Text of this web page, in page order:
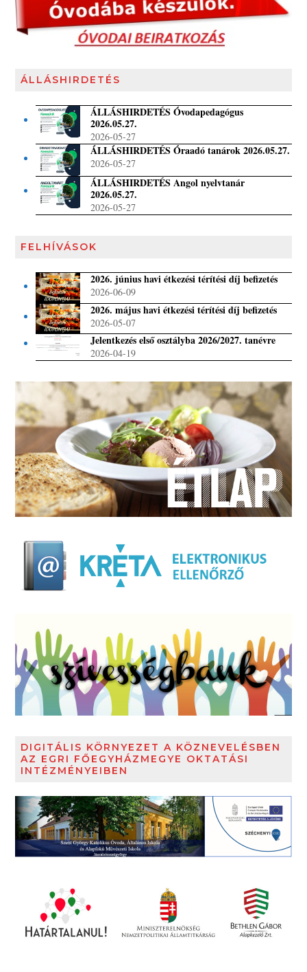
ÁLLÁSHIRDETÉS
ÁLLÁSHIRDETÉS Óvodapedagógus
2026.05.27.
2026-05-27
ÁLLÁSHIRDETÉS Óraadó tanárok 2026.05.27.
2026-05-27
ÁLLÁSHIRDETÉS Angol nyelvtanár
2026.05.27.
2026-05-27
FELHÍVÁSOK
2026. június havi étkezési térítési díj befizetés
2026-06-09
2026. május havi étkezési térítési díj befizetés
2026-05-07
Jelentkezés első osztályba 2026/2027. tanévre
2026-04-19
DIGITÁLIS KÖRNYEZET A KÖZNEVELÉSBEN
AZ EGRI FŐEGYHÁZMEGYE OKTATÁSI
INTÉZMÉNYEIBEN